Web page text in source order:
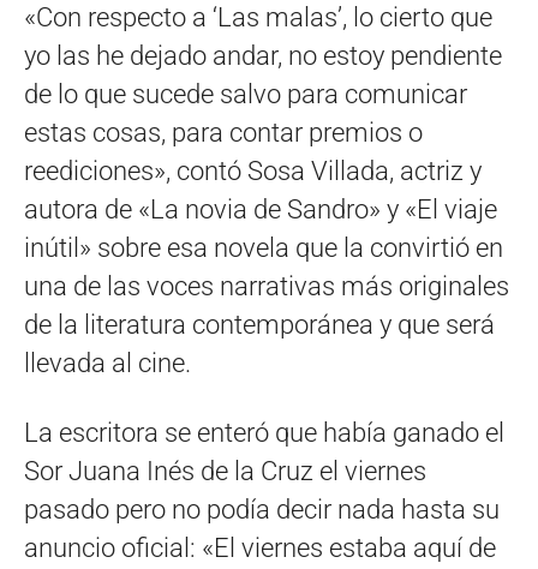
«Con respecto a ‘Las malas’, lo cierto que
yo las he dejado andar, no estoy pendiente
de lo que sucede salvo para comunicar
estas cosas, para contar premios o
reediciones», contó Sosa Villada, actriz y
autora de «La novia de Sandro» y «El viaje
inútil» sobre esa novela que la convirtió en
una de las voces narrativas más originales
de la literatura contemporánea y que será
llevada al cine.
La escritora se enteró que había ganado el
Sor Juana Inés de la Cruz el viernes
pasado pero no podía decir nada hasta su
anuncio oficial: «El viernes estaba aquí de